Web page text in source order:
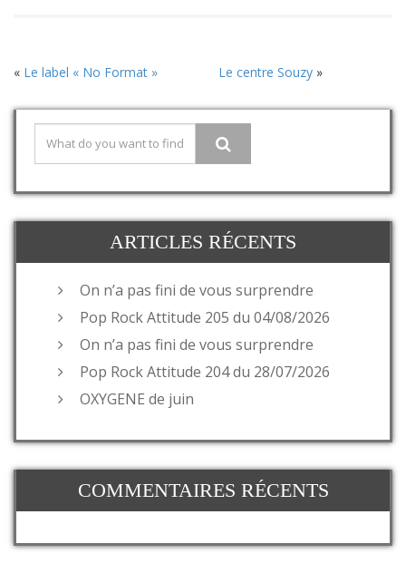
« Le label « No Format » Le centre Souzy»
ARTICLES RÉCENTS
On n’a pas fini de vous surprendre
Pop Rock Attitude 205 du 04/08/2026
On n’a pas fini de vous surprendre
Pop Rock Attitude 204 du 28/07/2026
OXYGENE de juin
COMMENTAIRES RÉCENTS